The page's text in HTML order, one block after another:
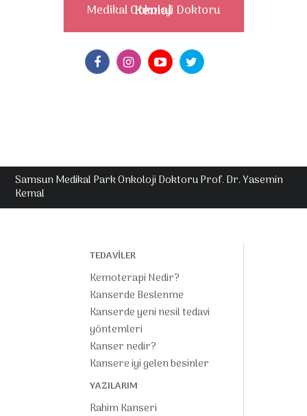
Kemal
Medikal Onkoloji Doktoru
Samsun Medikal Park Onkoloji Doktoru Prof. Dr. Yasemin
Kemal
TEDAVİLER
Kemoterapi Nedir?
Kanserde Beslenme
Kanserde yeni nesil tedavi
yöntemleri
Kanser nedir?
Kansere iyi gelen besinler
YAZILARIM
Rahim Kanseri